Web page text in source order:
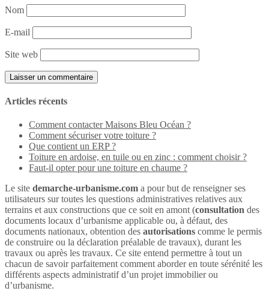
Nom
E-mail
Site web
Articles récents
Comment contacter Maisons Bleu Océan ?
Comment sécuriser votre toiture ?
Que contient un ERP ?
Toiture en ardoise, en tuile ou en zinc : comment choisir ?
Faut-il opter pour une toiture en chaume ?
Le site demarche-urbanisme.com a pour but de renseigner ses
utilisateurs sur toutes les questions administratives relatives aux
terrains et aux constructions que ce soit en amont (consultation des
documents locaux d’urbanisme applicable ou, à défaut, des
documents nationaux, obtention des autorisations comme le permis
de construire ou la déclaration préalable de travaux), durant les
travaux ou après les travaux. Ce site entend permettre à tout un
chacun de savoir parfaitement comment aborder en toute sérénité les
différents aspects administratif d’un projet immobilier ou
d’urbanisme.